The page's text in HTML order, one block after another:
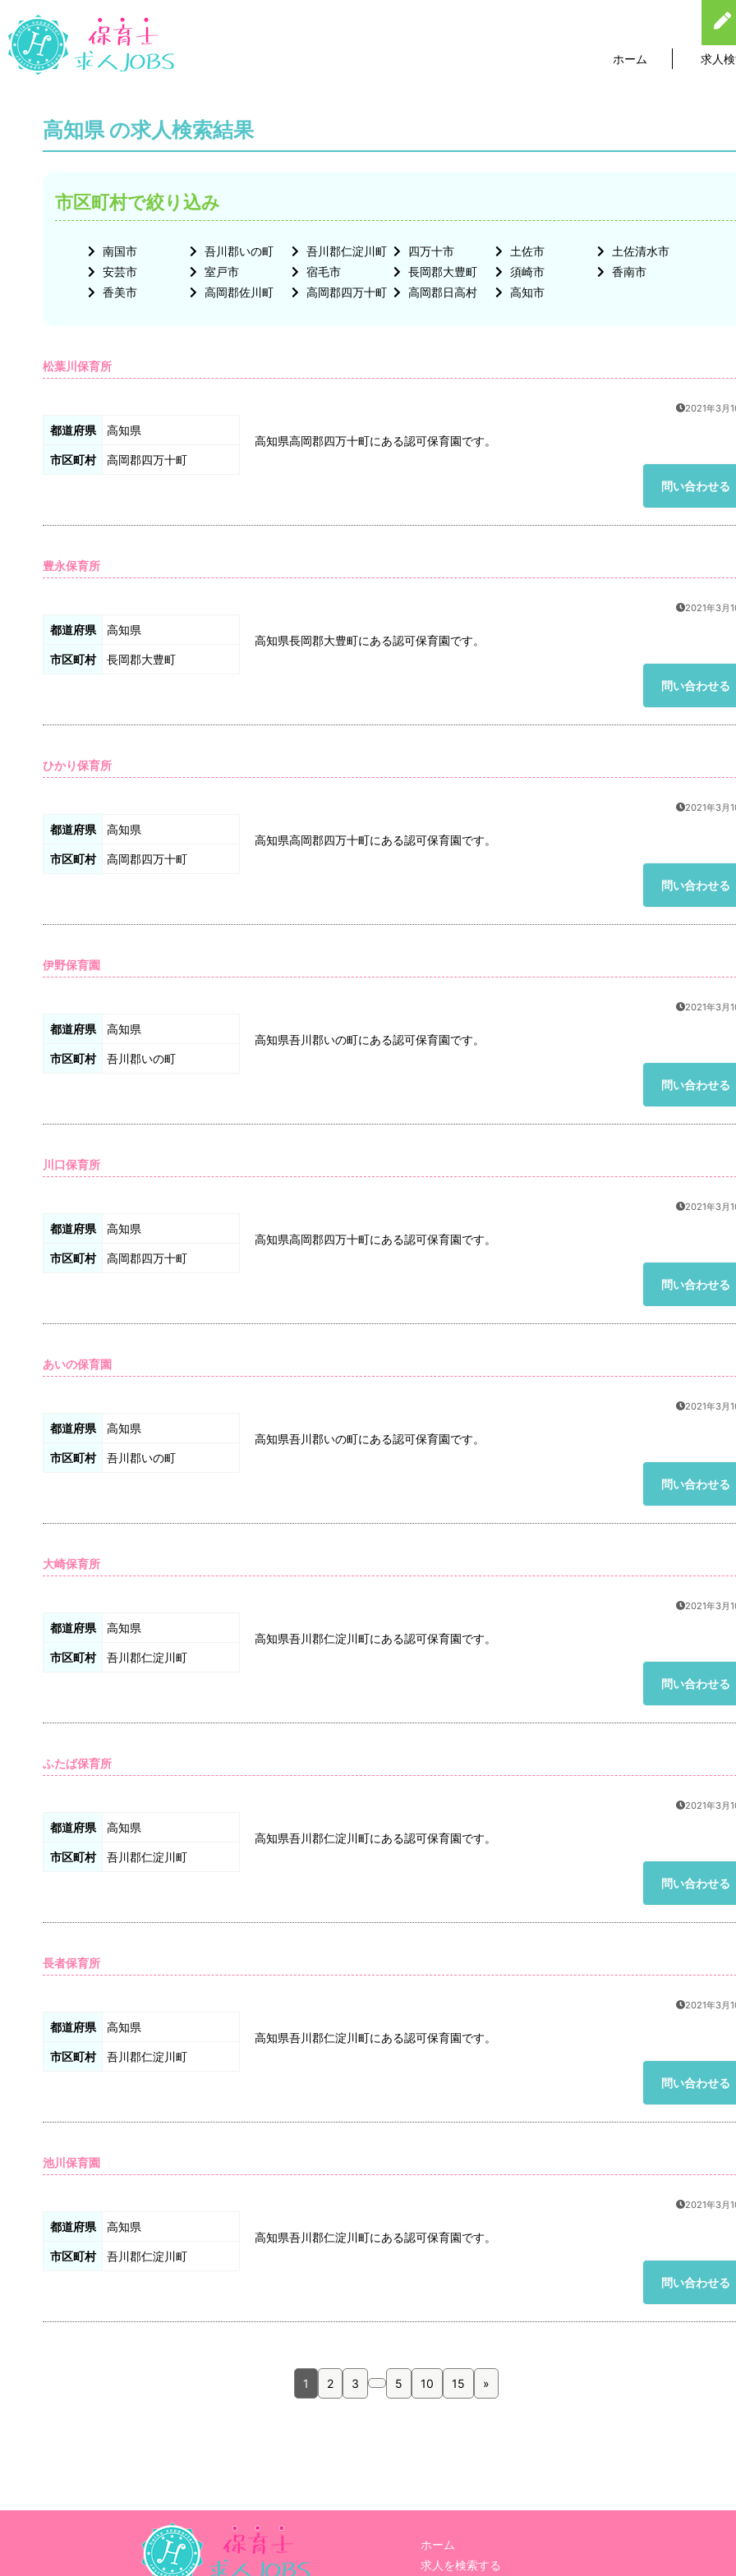
ホーム 求人
高知県 の求人検索結果
市区町村で絞り込み
南国市 吾川郡いの町 吾川郡仁淀川町 四万十市 土佐市
土佐清水市
安芸市
室戸市 宿毛市 長岡郡大豊町 須崎市
香南市
香美市
高岡郡佐川町 高岡郡四万十町 高岡郡日高村 高知市
松葉川保育所
都道府県 高知県
市区町村 高岡郡四万十町
2021年3月
高知県高岡郡四万十町にある認可保育園です。
問い合わせる
豊永保育所
都道府県 高知県
市区町村 長岡郡大豊町
2021年3月
高知県長岡郡大豊町にある認可保育園です。
問い合わせる
ひかり保育所
都道府県 高知県
市区町村 高岡郡四万十町
2021年3月
高知県高岡郡四万十町にある認可保育園です。
問い合わせる
伊野保育園
都道府県 高知県
市区町村 吾川郡いの町
2021年3月
高知県吾川郡いの町にある認可保育園です。
問い合わせる
川口保育所
都道府県 高知県
市区町村 高岡郡四万十町
2021年3月
高知県高岡郡四万十町にある認可保育園です。
問い合わせる
あいの保育園
都道府県 高知県
市区町村 吾川郡いの町
2021年3月
高知県吾川郡いの町にある認可保育園です。
問い合わせる
大崎保育所
都道府県 高知県
市区町村 吾川郡仁淀川町
2021年3月
高知県吾川郡仁淀川町にある認可保育園です。
問い合わせる
ふたば保育所
都道府県 高知県
市区町村 吾川郡仁淀川町
2021年3月
高知県吾川郡仁淀川町にある認可保育園です。
問い合わせる
長者保育所
都道府県 高知県
市区町村 吾川郡仁淀川町
2021年3月
高知県吾川郡仁淀川町にある認可保育園です。
問い合わせる
池川保育園
都道府県 高知県
市区町村 吾川郡仁淀川町
2021年3月
高知県吾川郡仁淀川町にある認可保育園です。
問い合わせる
1 2 3 5 10 15 »
ホーム
求人を検索する